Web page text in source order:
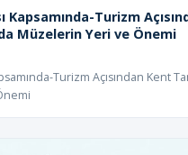
Turizm
Müzelerin Yeri ve Önemi
Turizm Açısından Kent